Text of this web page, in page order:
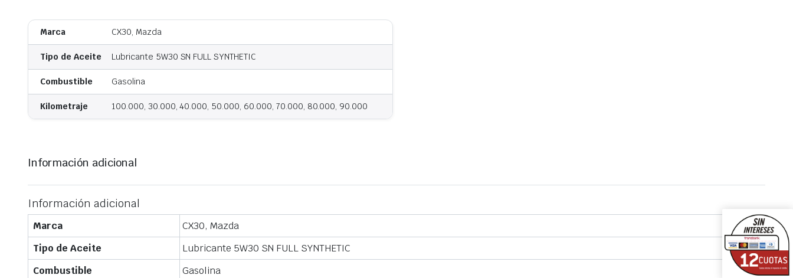
Marca CX30, Mazda
Tipo de Aceite Lubricante 5W30 SN FULL SYNTHETIC
Combustible Gasolina
Kilometraje 100.000, 30.000, 40.000, 50.000, 60.000, 70.000, 80.000, 90.000
Información adicional
Información adicional
Marca
CX30, Mazda
Tipo de Aceite
Lubricante 5W30 SN FULL SYNTHETIC
Combustible
Gasolina